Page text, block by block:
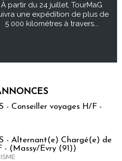
À partir du 24 juillet, TourMaG
une expédition de plus de
5 000 kilomètres à travers...
- Conseiller voyages H/F -
- Alternant(e) Chargé(e) de
- (Massy/Evry (91))